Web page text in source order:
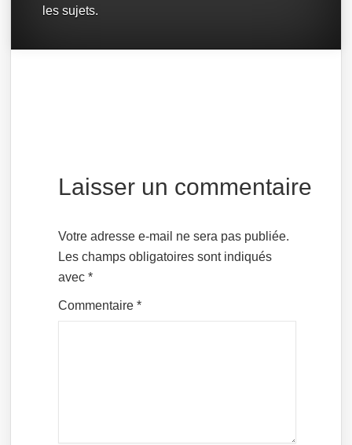
les sujets.
Laisser un commentaire
Votre adresse e-mail ne sera pas publiée.
Les champs obligatoires sont indiqués
avec*
Commentaire*